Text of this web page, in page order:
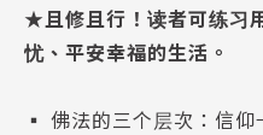
★且修且行！读者可练习
忧、平安幸福的生活。
▪ 佛法的三个层次：信